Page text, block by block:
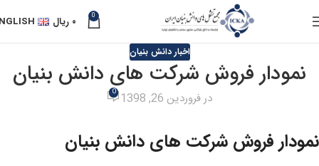
0 ۰ ریال
اخبار دانش بنیان
نمودار فروش شرکت های دانش بنیان
در فروردین 26, 1398 0
نمودار فروش شرکت های دانش بنیان